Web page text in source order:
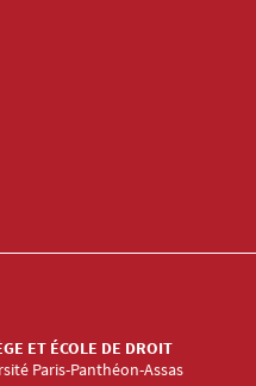
3
4
5
Paris-Panthéon-Assas
ET ÉCOLE DE DROIT